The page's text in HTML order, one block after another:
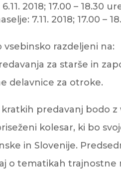
2018; 17.00 – 18.30
7.11. 2018; 17.00 –
vsebinsko razdeljeni na:
za starše in
delavnice za otroke.
predavanj bodo z
kolesar, ki bo
in Slovenije.
o tematikah trajnostne